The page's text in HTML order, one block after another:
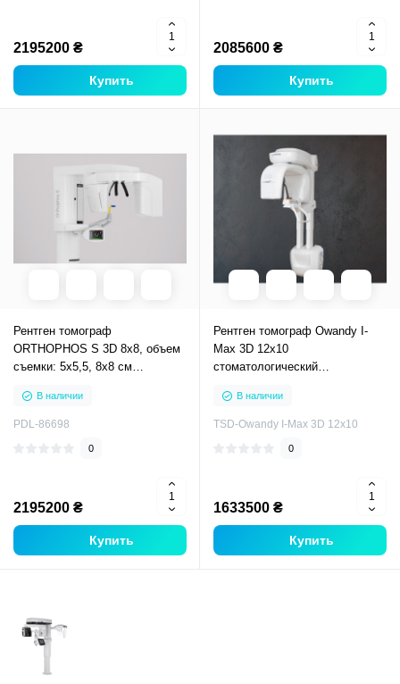
2195200 ₴
Купить
2085600 ₴
Купить
Рентген томограф
ORTHOPHOS S 3D 8х8, объем
съемки: 5х5,5, 8х8 см
компьютерный томограф
В наличии
PDL-86698
0
2195200 ₴
Купить
Рентген томограф Owandy I-
Max 3D 12x10
стоматологический
В наличии
TSD-Owandy I-Max 3D 12x10
0
1633500 ₴
Купить